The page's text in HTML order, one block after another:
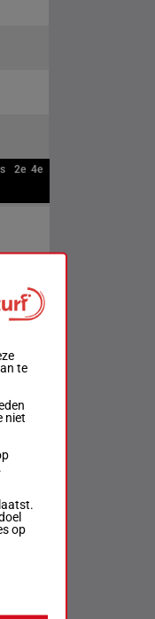
2e 4e
te
niet
op